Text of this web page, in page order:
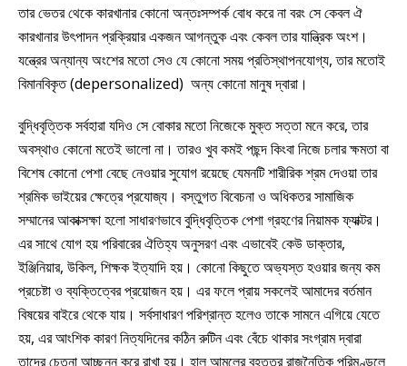
তার ভেতর থেকে কারখানার কোনো অন্তঃসম্পর্ক বোধ করে না বরং সে কেবল ঐ
কারখানার উৎপাদন প্রক্রিয়ার একজন আগন্তুক এবং কেবল তার যান্ত্রিক অংশ।
যন্ত্রের অন্যান্য অংশের মতো সেও যে কোনো সময় প্রতিস্থাপনযোগ্য, তার মতোই
বিমানবিকৃত (depersonalized) অন্য কোনো মানুষ দ্বারা।
বুদ্ধিবৃত্তিক সর্বহারা যদিও সে বোকার মতো নিজেকে মুক্ত সত্তা মনে করে, তার
অবস্থাও কোনো মতেই ভালো না। তারও খুব কমই পছন্দ কিংবা নিজে চলার ক্ষমতা বা
বিশেষ কোনো পেশা বেছে নেওয়ার সুযোগ রয়েছে যেমনটি শারীরিক শ্রম দেওয়া তার
শ্রমিক ভাইয়ের ক্ষেত্রে প্রযোজ্য। বস্তুগত বিবেচনা ও অধিকতর সামাজিক
সম্মানের আকাক্সক্ষা হলো সাধারণভাবে বুদ্ধিবৃত্তিক পেশা গ্রহণের নিয়ামক ফ্যাক্টর।
এর সাথে যোগ হয় পরিবারের ঐতিহ্য অনুসরণ এবং এভাবেই কেউ ডাক্তার,
ইঞ্জিনিয়ার, উকিল, শিক্ষক ইত্যাদি হয়। কোনো কিছুতে অভ্যস্ত হওয়ার জন্য কম
প্রচেষ্টা ও ব্যক্তিত্বের প্রয়োজন হয়। এর ফলে প্রায় সকলেই আমাদের বর্তমান
বিষয়ের বাইরে থেকে যায়। সর্বসাধারণ পরিশ্রান্ত হলেও তাকে সামনে এগিয়ে যেতে
হয়, এর আংশিক কারণ নিত্যদিনের কঠিন রুটিন এবং বেঁচে থাকার সংগ্রাম দ্বারা
তাদের চেতনা আচ্ছন্ন করে রাখা হয়। হাল আমলের বৃহত্তর রাজনৈতিক পরিমণ্ডলে